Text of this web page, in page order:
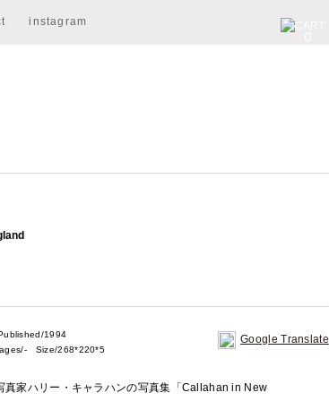
instagram
1994
Size/268*220*5
Google Translate
真家ハリー・キャラハンの写真集「Callahan in New